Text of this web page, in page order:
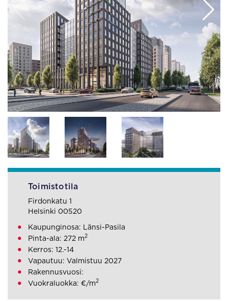
Toimistotila
Firdonkatu 1
Helsinki 00520
Kaupunginosa: Länsi-Pasila
Pinta-ala: 272 m2
Kerros: 12.-14
Vapautuu: Valmistuu 2027
Rakennusvuosi:
Vuokraluokka: €/m2